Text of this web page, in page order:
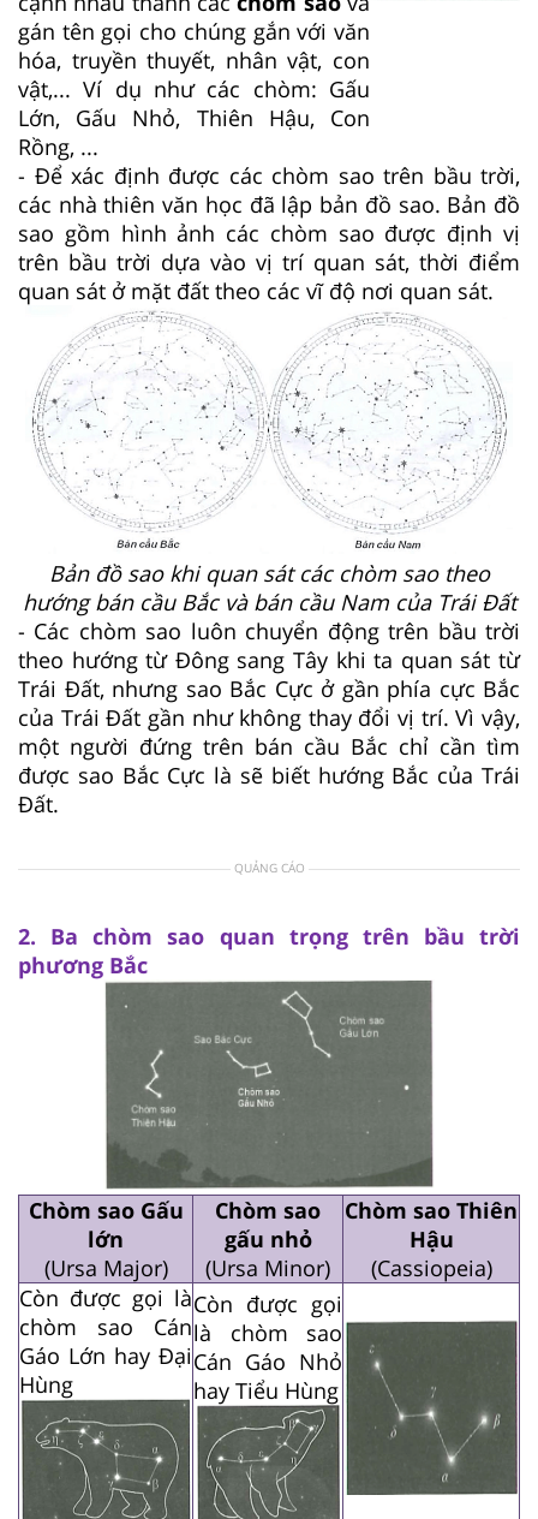
gán tên gọi cho chúng gắn với văn
hóa, truyền thuyết, nhân vật, con
vật,... Ví dụ như các chòm: Gấu
Lớn, Gấu Nhỏ, Thiên Hậu, Con
Rồng, ...
- Để xác định được các chòm sao trên bầu trời,
các nhà thiên văn học đã lập bản đồ sao. Bản đồ
sao gồm hình ảnh các chòm sao được định vị
trên bầu trời dựa vào vị trí quan sát, thời điểm
quan sát ở mặt đất theo các vĩ độ nơi quan sát.
Bản đồ sao khi quan sát các chòm sao theo
hướng bán cầu Bắc và bán cầu Nam của Trái Đất
- Các chòm sao luôn chuyển động trên bầu trời
theo hướng từ Đông sang Tây khi ta quan sát từ
Trái Đất, nhưng sao Bắc Cực ở gần phía cực Bắc
của Trái Đất gần như không thay đổi vị trí. Vì vậy,
một người đứng trên bán cầu Bắc chỉ cần tìm
được sao Bắc Cực là sẽ biết hướng Bắc của Trái
Đất.
QUẢNG CÁO
2. Ba chòm sao quan trọng trên bầu trời
phương Bắc
Chòm sao Gấu
lớn
(Ursa Major)
Chòm sao
gấu nhỏ
(Ursa Minor)
Chòm sao Thiên
Hậu
(Cassiopeia)
Còn được gọi là
chòm sao Cán
Gáo Lớn hay Đại
Hùng
Còn được gọi
là chòm sao
Cán Gáo Nhỏ
hay Tiểu Hùng